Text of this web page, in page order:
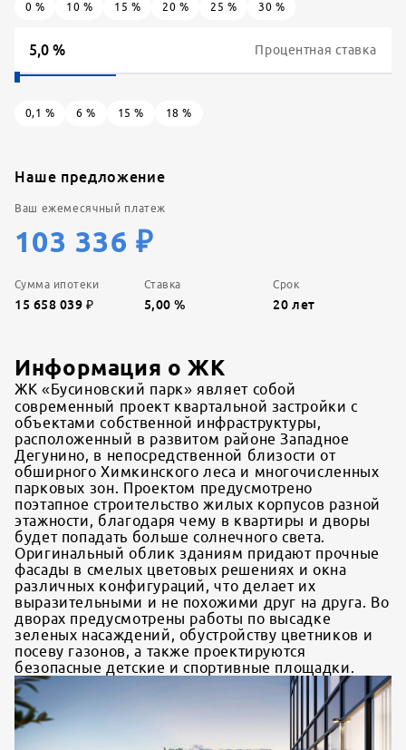
0 % 10 % 15 % 20 % 25 % 30 %
Процентная ставка
0,1 % 6 % 15 % 18 %
Наше предложение
Ваш ежемесячный платеж
103 336 ₽
Сумма ипотеки
15 658 039 ₽
Ставка
5,00 %
Срок
20 лет
Информация о ЖК
ЖК «Бусиновский парк» являет собой
современный проект квартальной застройки с
объектами собственной инфраструктуры,
расположенный в развитом районе Западное
Дегунино, в непосредственной близости от
обширного Химкинского леса и многочисленных
парковых зон. Проектом предусмотрено
поэтапное строительство жилых корпусов разной
этажности, благодаря чему в квартиры и дворы
будет попадать больше солнечного света.
Оригинальный облик зданиям придают прочные
фасады в смелых цветовых решениях и окна
различных конфигураций, что делает их
выразительными и не похожими друг на друга. Во
дворах предусмотрены работы по высадке
зеленых насаждений, обустройству цветников и
посеву газонов, а также проектируются
безопасные детские и спортивные площадки.